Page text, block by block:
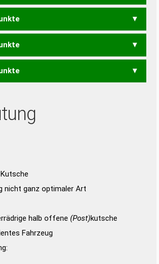
ICS
IAHE
IAH
nicht ganz optimaler Art
halb offene (Post)kutsche
Fahrzeug